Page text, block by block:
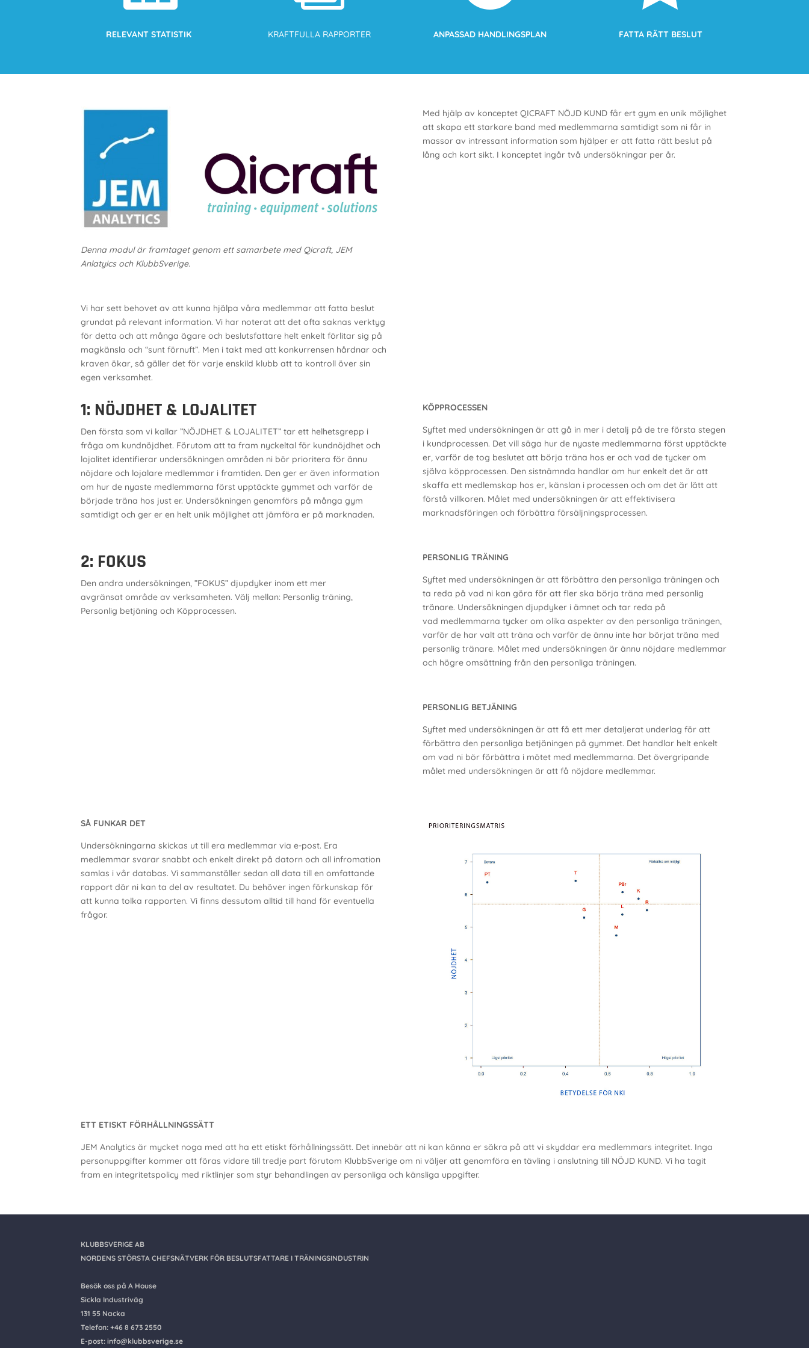
RELEVANT STATISTIK KRAFTFULLA RAPPORTER ANPASSAD HANDLINGSPLAN FATTA RÄTT BESLUT
Denna modul är framtaget genom ett samarbete med Qicraft, JEM
Anlatyics och KlubbSverige.
Vi har sett behovet av att kunna hjälpa våra medlemmar att fatta beslut
grundat på relevant information. Vi har noterat att det ofta saknas verktyg
för detta och att många ägare och beslutsfattare helt enkelt förlitar sig på
magkänsla och “sunt förnuft”. Men i takt med att konkurrensen hårdnar och
kraven ökar, så gäller det för varje enskild klubb att ta kontroll över sin
egen verksamhet.
Med hjälp av konceptet QICRAFT NÖJD KUND får ert gym en unik möjlighet
att skapa ett starkare band med medlemmarna samtidigt som ni får in
massor av intressant information som hjälper er att fatta rätt beslut på
lång och kort sikt. I konceptet ingår två undersökningar per år.
1: NÖJDHET & LOJALITET
Den första som vi kallar ”NÖJDHET & LOJALITET” tar ett helhetsgrepp i
fråga om kundnöjdhet. Förutom att ta fram nyckeltal för kundnöjdhet och
lojalitet identifierar undersökningen områden ni bör prioritera för ännu
nöjdare och lojalare medlemmar i framtiden. Den ger er även information
om hur de nyaste medlemmarna först upptäckte gymmet och varför de
började träna hos just er. Undersökningen genomförs på många gym
samtidigt och ger er en helt unik möjlighet att jämföra er på marknaden.
2: FOKUS
Den andra undersökningen, ”FOKUS” djupdyker inom ett mer
avgränsat område av verksamheten. Välj mellan: Personlig träning,
Personlig betjäning och Köpprocessen.
KÖPPROCESSEN
Syftet med undersökningen är att gå in mer i detalj på de tre första stegen
i kundprocessen. Det vill säga hur de nyaste medlemmarna först upptäckte
er, varför de tog beslutet att börja träna hos er och vad de tycker om
själva köpprocessen. Den sistnämnda handlar om hur enkelt det är att
skaffa ett medlemskap hos er, känslan i processen och om det är lätt att
förstå villkoren. Målet med undersökningen är att effektivisera
marknadsföringen och förbättra försäljningsprocessen.
PERSONLIG TRÄNING
Syftet med undersökningen är att förbättra den personliga träningen och
ta reda på vad ni kan göra för att fler ska börja träna med personlig
tränare. Undersökningen djupdyker i ämnet och tar reda på
vad medlemmarna tycker om olika aspekter av den personliga träningen,
varför de har valt att träna och varför de ännu inte har börjat träna med
personlig tränare. Målet med undersökningen är ännu nöjdare medlemmar
och högre omsättning från den personliga träningen.
PERSONLIG BETJÄNING
Syftet med undersökningen är att få ett mer detaljerat underlag för att
förbättra den personliga betjäningen på gymmet. Det handlar helt enkelt
om vad ni bör förbättra i mötet med medlemmarna. Det övergripande
målet med undersökningen är att få nöjdare medlemmar.
SÅ FUNKAR DET
Undersökningarna skickas ut till era medlemmar via e-post. Era
medlemmar svarar snabbt och enkelt direkt på datorn och all infromation
samlas i vår databas. Vi sammanställer sedan all data till en omfattande
rapport där ni kan ta del av resultatet. Du behöver ingen förkunskap för
att kunna tolka rapporten. Vi finns dessutom alltid till hand för eventuella
frågor.
ETT ETISKT FÖRHÅLLNINGSSÄTT
JEM Analytics är mycket noga med att ha ett etiskt förhållningssätt. Det innebär att ni kan känna er säkra på att vi skyddar era medlemmars integritet. Inga
personuppgifter kommer att föras vidare till tredje part förutom KlubbSverige om ni väljer att genomföra en tävling i anslutning till NÖJD KUND. Vi ha tagit
fram en integritetspolicy med riktlinjer som styr behandlingen av personliga och känsliga uppgifter.
KLUBBSVERIGE AB
NORDENS STÖRSTA CHEFSNÄTVERK FÖR BESLUTSFATTARE I TRÄNINGSINDUSTRIN
Besök oss på A House
Sickla Industriväg
131 55 Nacka
Telefon: +46 8 673 2550
E-post: info@klubbsverige.se